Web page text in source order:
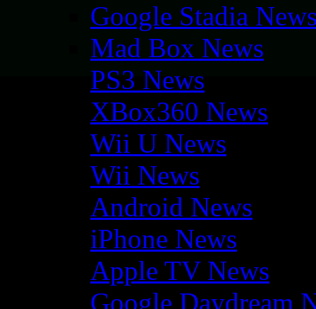
Google Stadia
Mad Box News
PS3 News
XBox360 News
Wii U News
Wii News
Android News
iPhone News
Apple TV News
Google Daydream